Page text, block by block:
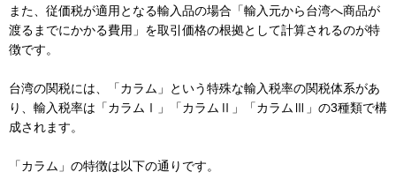
また、従価税が適用となる輸入品の場合「輸入元から台湾へ商品が
渡るまでにかかる費用」を取引価格の根拠として計算されるのが特
徴です。
台湾の関税には、「カラム」という特殊な輸入税率の関税体系があ
り、輸入税率は「カラムⅠ」「カラムⅡ」「カラムⅢ」の3種類で構
成されます。
「カラム」の特徴は以下の通りです。